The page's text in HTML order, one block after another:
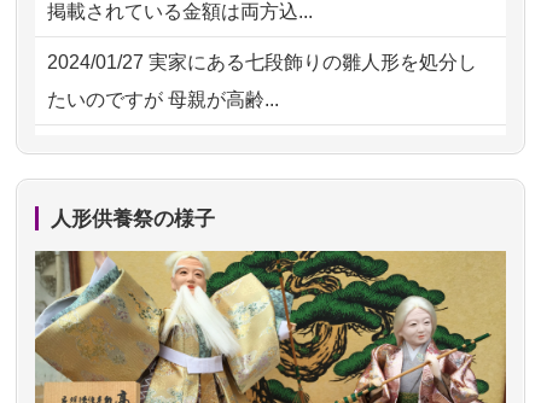
の雛人形で...
2026/07/15 お客様の声を読み、丁寧に供養してい
ただけそう...
2026/07/11思い出のある人形達を、ちゃんと供養
したく、花...
2026/07/10家から近かったので。
2026/07/08誰も住んでいない実家の片付けを始め
掲載されている金額は両方込...
2024/01/27 実家にある七段飾りの雛人形を処分し
たいのですが 母親が高齢...
2024/01/13剥製の供養・処分をお願いできます
ですが？
2024/01/13お雛様のセットを供養・処分したいの
ですが、お雛様とお内裏様だ...
人形供養祭の様子